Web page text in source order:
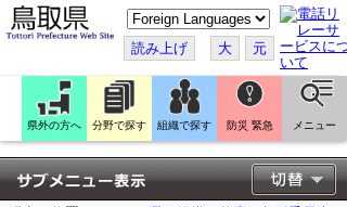
こ
の
ペ
ー
ジ
翻
訳
す
る
読み上げ 大 元
県外の方へ 分野で探す 組織で探す 防災 緊急 メニュー